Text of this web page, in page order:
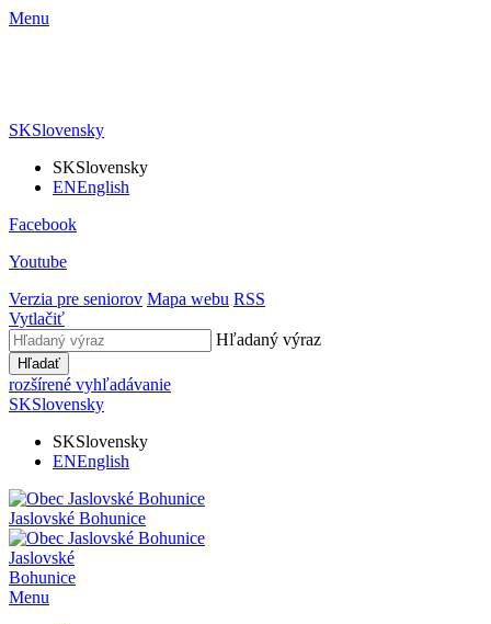
Menu
SKSlovensky
SKSlovensky
ENEnglish
Facebook
Youtube
Verzia pre seniorov Mapa webu RSS
Vytlačiť
Hľadaný výraz
Hľadať
rozšírené vyhľadávanie
SKSlovensky
SKSlovensky
ENEnglish
Jaslovské Bohunice
Jaslovské
Bohunice
Menu